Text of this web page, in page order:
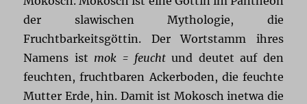
der slawischen Mythologie, die
Fruchtbarkeitsgöttin. Der Wortstamm ihres
Namens ist mok = feuchtund deutet auf den
feuchten, fruchtbaren Ackerboden, die feuchte
Mutter Erde, hin. Damit ist Mokosch inetwa die